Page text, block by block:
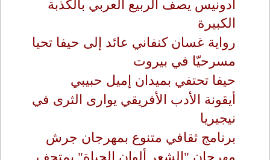
أدونيس يصف الربيع العربي بالكذبة
الكبيرة
رواية غسان كنفاني عائد إلى حيفا تحيا
مسرحيّا في بيروت
حيفا تحتفي بميدان إميل حبيبي
أيقونة الأدب الأفريقي يوارى الثرى في
نيجيريا
برنامج ثقافي متنوع بمهرجان جرش
مهرجان "الشعر ألوان الحياة" بمتحف